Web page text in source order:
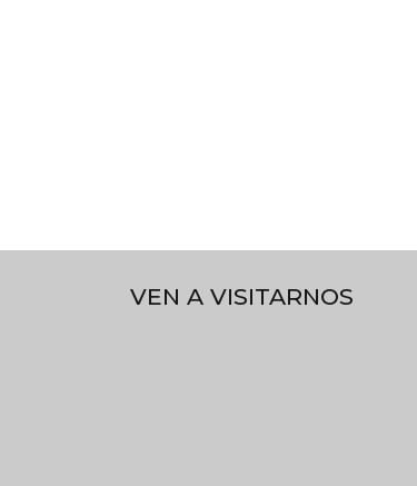
VEN A VISITARNOS